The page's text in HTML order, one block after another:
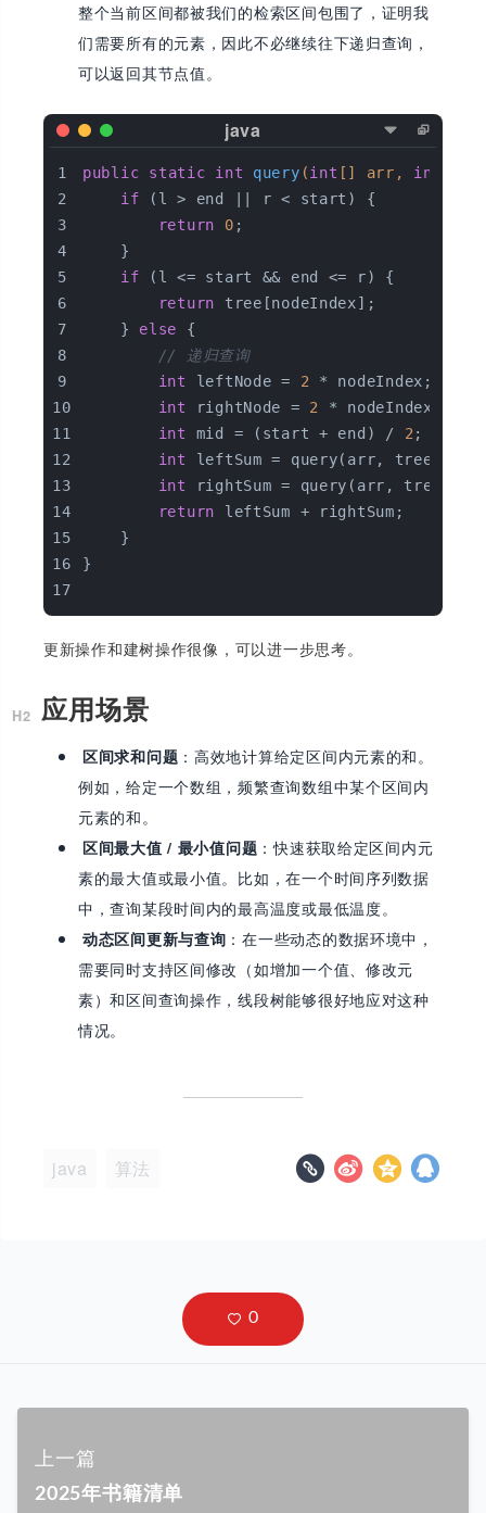
整个当前区间都被我们的检索区间包围了，证明我
们需要所有的元素，因此不必继续往下递归查询，
可以返回其节点值。
public static int query (int [] arr, int
if (l > end || r < start) {
return
0 ;
    }
if (l <= start && end <= r) {
return tree[nodeIndex];
    }
else {
// 递归查询
int
leftNode = 2 * nodeIndex;
int
rightNode = 2 * nodeIndex +
int
mid = (start + end) / 2 ;
int
leftSum = query(arr, tree,
int
rightSum = query(arr, tree,
return leftSum + rightSum;
    }
}
更新操作和建树操作很像，可以进一步思考。
应用场景
区间求和问题 ：高效地计算给定区间内元素的和。
例如，给定一个数组，频繁查询数组中某个区间内
元素的和。
区间最大值 / 最小值问题 ：快速获取给定区间内元
素的最大值或最小值。比如，在一个时间序列数据
中，查询某段时间内的最高温度或最低温度。
动态区间更新与查询 ：在一些动态的数据环境中，
需要同时支持区间修改（如增加一个值、修改元
素）和区间查询操作，线段树能够很好地应对这种
情况。
java 算法
上一篇
2025年书籍清单